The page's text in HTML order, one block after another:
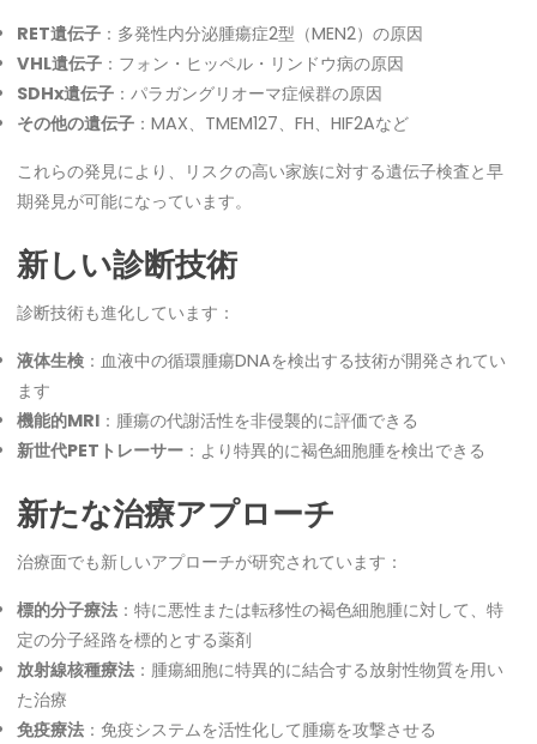
RET遺伝子 ：多発性内分泌腫瘍症2型（MEN2）の原因
VHL遺伝子 ：フォン・ヒッペル・リンドウ病の原因
SDHx遺伝子 ：パラガングリオーマ症候群の原因
その他の遺伝子 ：MAX、TMEM127、FH、HIF2Aなど
これらの発見により、リスクの高い家族に対する遺伝子検査と早
期発見が可能になっています。
新しい診断技術
診断技術も進化しています：
液体生検 ：血液中の循環腫瘍DNAを検出する技術が開発されてい
ます
機能的MRI ：腫瘍の代謝活性を非侵襲的に評価できる
新世代PETトレーサー ：より特異的に褐色細胞腫を検出できる
新たな治療アプローチ
治療面でも新しいアプローチが研究されています：
標的分子療法 ：特に悪性または転移性の褐色細胞腫に対して、特
定の分子経路を標的とする薬剤
放射線核種療法 ：腫瘍細胞に特異的に結合する放射性物質を用い
た治療
免疫療法 ：免疫システムを活性化して腫瘍を攻撃させる